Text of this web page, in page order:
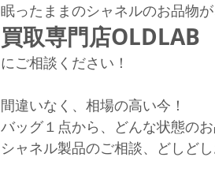
眠ったままのシャネルのお品物
買取専門店OLDLAB
にご相談ください！
間違いなく、相場の高い今！
バッグ１点から、どんな状態の
シャネル製品のご相談、どしど